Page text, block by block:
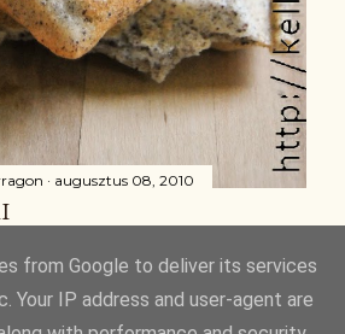
augusztus 08, 2010
from Google to deliver its services
Your IP address and user-agent are